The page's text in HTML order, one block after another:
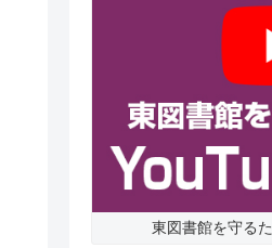
東図書館を守る